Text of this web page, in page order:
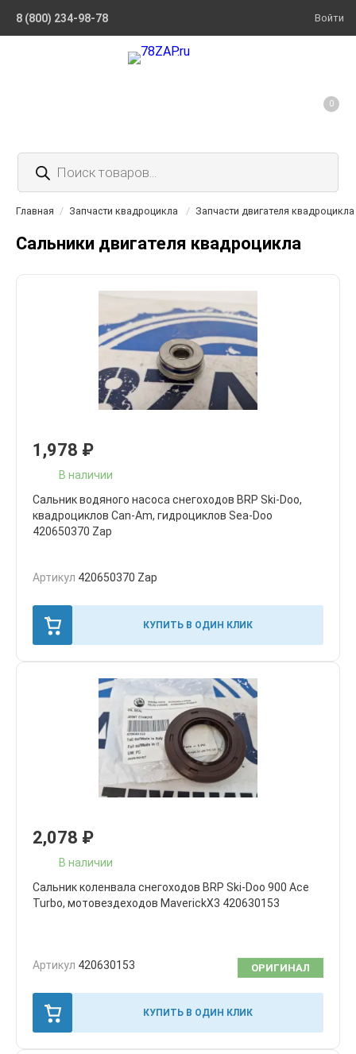
8 (800) 234-98-78 Войти
Поиск
товаров
0
Главная / Запчасти квадроцикла / Запчасти двигателя квадроцикла
Сальники двигателя квадроцикла
1,978 ₽
В наличии
Cальник водяного насоса снегоходов BRP Ski-Doo,
квадроциклов Can-Am, гидроциклов Sea-Doo
420650370 Zap
Артикул 420650370 Zap
КУПИТЬ В ОДИН КЛИК
2,078 ₽
В наличии
Сальник коленвала снегоходов BRP Ski-Doo 900 Ace
Turbo, мотовездеходов MaverickX3 420630153
Артикул 420630153 ОРИГИНАЛ
КУПИТЬ В ОДИН КЛИК